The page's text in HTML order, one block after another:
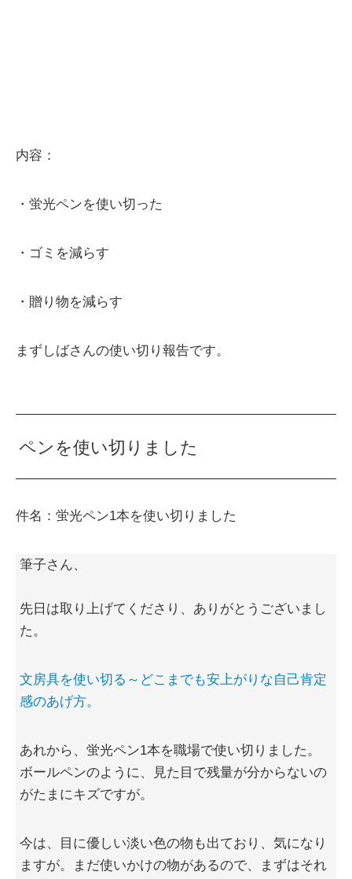
内容：
・蛍光ペンを使い切った
・ゴミを減らす
・贈り物を減らす
まずしばさんの使い切り報告です。
ペンを使い切りました
件名：蛍光ペン1本を使い切りました
筆子さん、
先日は取り上げてくださり、ありがとうございまし
た。
文房具を使い切る～どこまでも安上がりな自己肯定
感のあげ方。
あれから、蛍光ペン1本を職場で使い切りました。
ボールペンのように、見た目で残量が分からないの
がたまにキズですが。
今は、目に優しい淡い色の物も出ており、気になり
ますが。まだ使いかけの物があるので、まずはそれ